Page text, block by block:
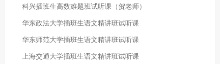
科兴插班生高数难题班试听课（贺老师）
华东政法大学插班生语文精讲班试听课
华东师范大学插班生语文精讲班试听课
上海交通大学插班生语文精讲班试听课